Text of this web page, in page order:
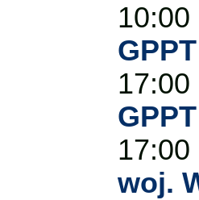
GPPT
GPPT
woj.